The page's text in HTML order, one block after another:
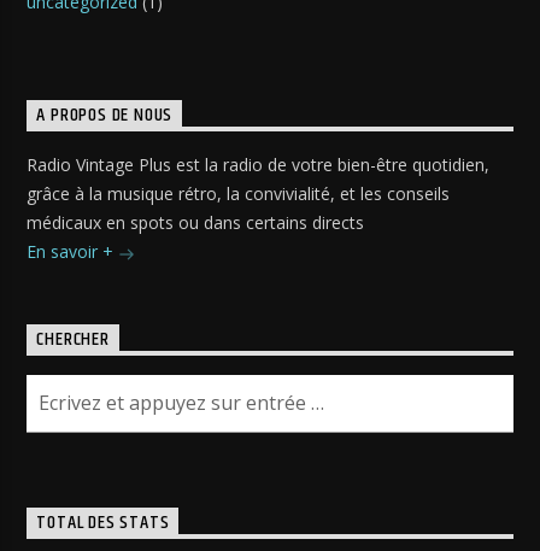
A PROPOS DE NOUS
Radio Vintage Plus est la radio de votre bien-être quotidien,
grâce à la musique rétro, la convivialité, et les conseils
médicaux en spots ou dans certains directs
En savoir +
CHERCHER
TOTAL DES STATS